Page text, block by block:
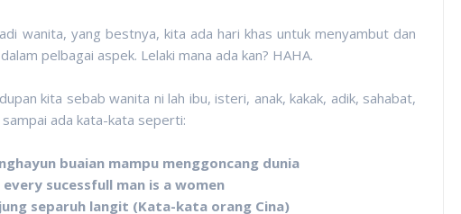
wanita, yang bestnya, kita ada hari khas untuk menyambut dan
pelbagai aspek. Lelaki mana ada kan? HAHA.
kita sebab wanita ni lah ibu, isteri, anak, kakak, adik, sahabat,
ada kata-kata seperti:
buaian mampu menggoncang dunia
sucessfull man is a women
separuh langit (Kata-kata orang Cina)